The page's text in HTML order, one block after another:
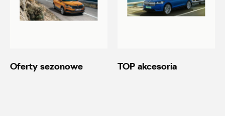
Oferty sezonowe TOP akcesoria
ul. Gumniska 36a, Tarnów
+48 146 274 566